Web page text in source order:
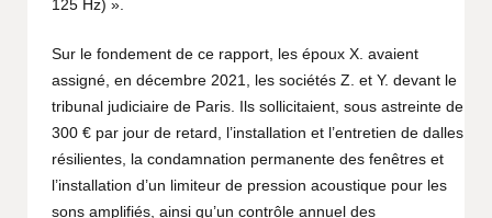
125 Hz) ».
Sur le fondement de ce rapport, les époux X. avaient
assigné, en décembre 2021, les sociétés Z. et Y. devant le
tribunal judiciaire de Paris. Ils sollicitaient, sous astreinte de
300 € par jour de retard, l’installation et l’entretien de dalles
résilientes, la condamnation permanente des fenêtres et
l’installation d’un limiteur de pression acoustique pour les
sons amplifiés, ainsi qu’un contrôle annuel des